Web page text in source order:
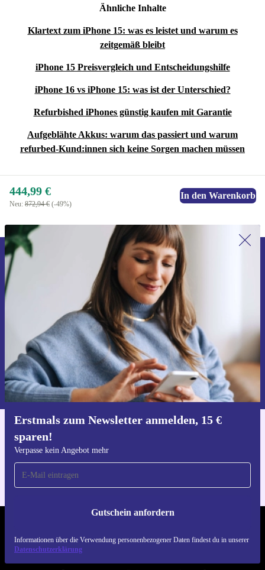
Ähnliche Inhalte
Klartext zum iPhone 15: was es leistet und warum es
zeitgemäß bleibt
iPhone 15 Preisvergleich und Entscheidungshilfe
iPhone 16 vs iPhone 15: was ist der Unterschied?
Refurbished iPhones günstig kaufen mit Garantie
Aufgeblähte Akkus: warum das passiert und warum
refurbed-Kund:innen sich keine Sorgen machen müssen
444,99 €
Neu: 872,94 € (-49%)
In den Warenkorb
Erstmals zum Newsletter anmelden, 15 €
sparen!
Verpasse kein Angebot mehr
Gutschein anfordern
Informationen über die Verwendung personenbezogener Daten findest du in unserer
Datenschutzerklärung
Erstmals zum Newsletter anmelden,
15 € sparen!
Verpasse kein Angebot mehr.
Gutschein anfordern
Informationen über die Verwendung personenbezogener Daten findest
du in unsererDatenschutzerklärung.
Für iOS und Android